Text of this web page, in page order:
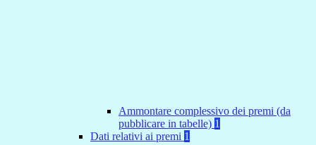
Ammontare complessivo dei premi (da
pubblicare in tabelle) 1
Dati relativi ai premi 1